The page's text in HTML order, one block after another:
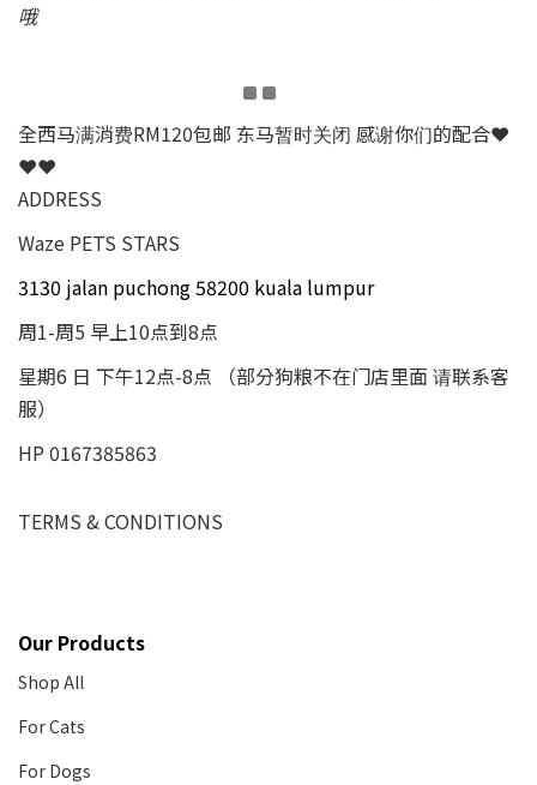
哦
全西马满消费RM120包邮 东马暂时关闭 感谢你们的配合❤
❤❤
ADDRESS
Waze PETS STARS
3130 jalan puchong 58200 kuala lumpur
周1-周5 早上10点到8点
星期6 日 下午12点-8点 （部分狗粮不在门店里面 请联系客
服）
HP 0167385863
TERMS & CONDITIONS
Our Products
Shop All
For Cats
For Dogs